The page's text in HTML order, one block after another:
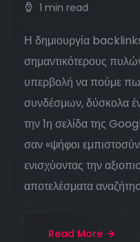
1 min read
Η δημιουργία
σημαντικότερους
υπερβολή να πούμε
συνδέσμων, δύσκολα
την 1η σελίδα της
σαν «ψήφοι
ενισχύοντας την
αποτελέσματα
Read More